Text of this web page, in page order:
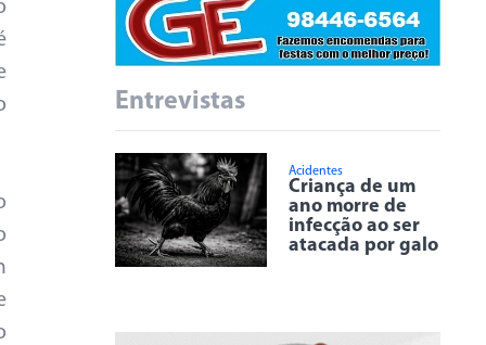
Entrevistas
Acidentes
Criança de um
ano morre de
infecção ao ser
atacada por galo